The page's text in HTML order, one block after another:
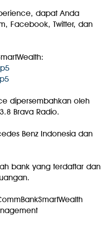
dapat Anda
Facebook, Twitter, dan
dipersembahkan oleh
Brava Radio.⁣⁣⁣
Benz Indonesia dan
bank yang terdaftar dan